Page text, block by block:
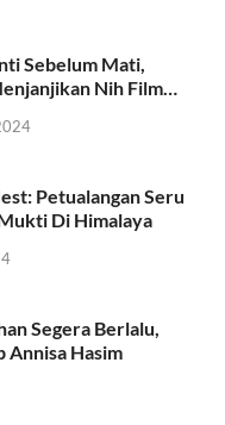
Sebelum Mati,
Nih Film…
Petualangan Seru
Di Himalaya
Segera Berlalu,
Annisa Hasim